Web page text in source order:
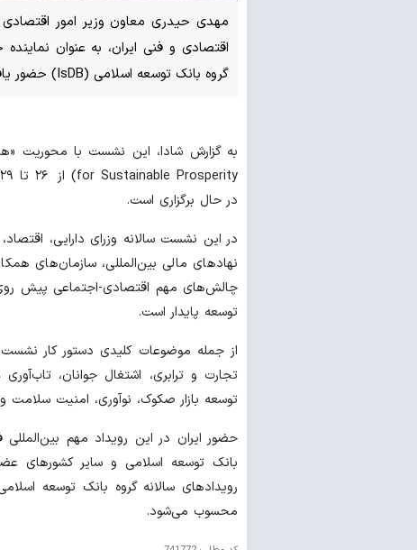
مهدی حیدری معاون وزیر امور
اقتصادی و فنی ایران، به عنوان
گروه بانک توسعه اسلامی (IsDB) حضور یافت.
در حال برگزاری است.
در این نشست سالانه وزرای دارایی،
نهادهای مالی بین‌المللی، سازمان‌های
چالش‌های مهم اقتصادی-اجتماعی پیش روی
توسعه پایدار است.
از جمله موضوعات کلیدی دستور کار نشست
تجارت و ترابری، اشتغال جوانان،
توسعه بازار صکوک، نوآوری، امنیت
حضور ایران در این رویداد مهم
بانک توسعه اسلامی و سایر کشورهای
رویدادهای سالانه گروه بانک توسعه
محسوب می‌شود.